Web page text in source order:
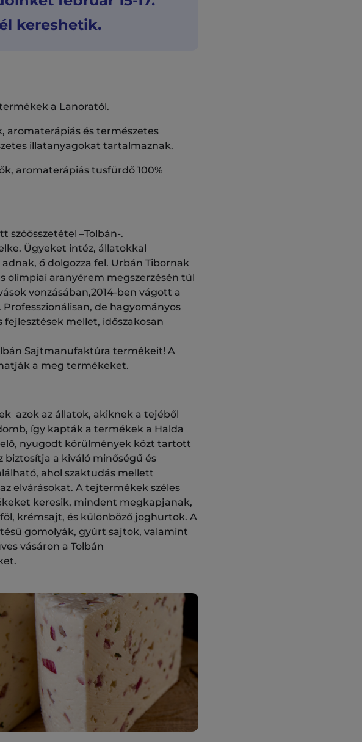
kereshetik.
a Lanoratól.
aromaterápiás és természetes
illatanyagokat tartalmaznak.
aromaterápiás tusfürdő 100%
–Tolbán-.
Ügyeket intéz, állatokkal
ő dolgozza fel. Urbán Tibornak
olimpiai aranyérem megszerzésén túl
vonzásában,2014-ben vágott a
de hagyományos
mellet, időszakosan
Sajtmanufaktúra termékeit! A
a meg termékeket.
azok az állatok, akiknek a tejéből
így kapták a termékek a Halda
nyugodt körülmények közt tartott
a kiváló minőségű és
ahol szaktudás mellett
elvárásokat. A tejtermékek széles
keresik, mindent megkapjanak,
krémsajt, és különböző joghurtok. A
gomolyák, gyúrt sajtok, valamint
vásáron a Tolbán